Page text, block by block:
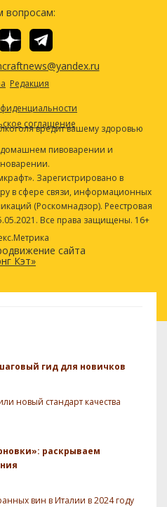
вопросам:
Редакция
соглашение
вредит вашему здоровью
пивоварении и
Зарегистрировано в
в сфере связи, информационных
(Роскомнадзор). Реестровая
Все права защищены. 16+
сайта
Кэт»
гид для новичков
новый стандарт качества
раскрываем
вин в Италии в 2024 году